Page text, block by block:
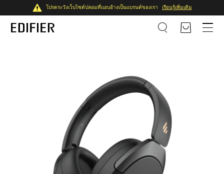
โปรดระวังเว็บไซต์ปลอมที่แอบอ้างเป็นแบรนด์ของเรา เรียนรู้เพิ่มเติม